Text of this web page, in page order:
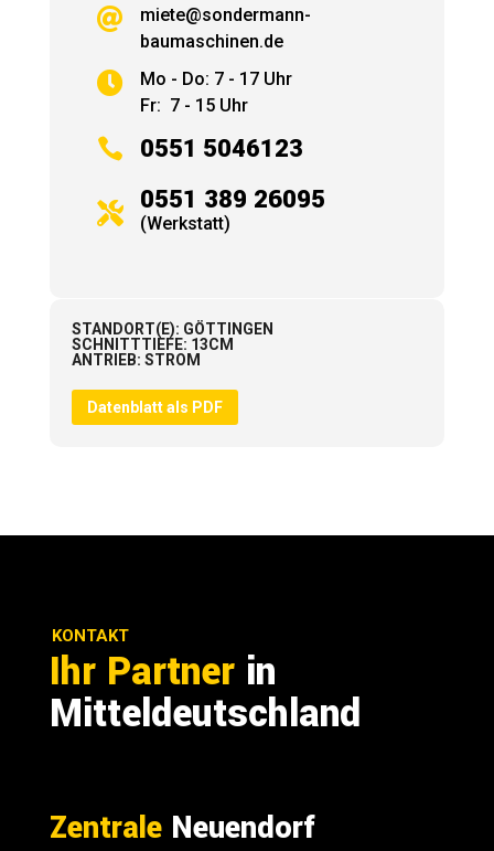

miete@sondermann-
baumaschinen.de

Mo - Do: 7 - 17 Uhr
Fr: 7 - 15 Uhr
 0551 5046123
 0551 389 26095
(Werkstatt)
STANDORT(E): GÖTTINGEN
SCHNITTTIEFE: 13CM
ANTRIEB: STROM
Datenblatt als PDF
KONTAKT
Ihr Partner in
Mitteldeutschland
ZentraleNeuendorf